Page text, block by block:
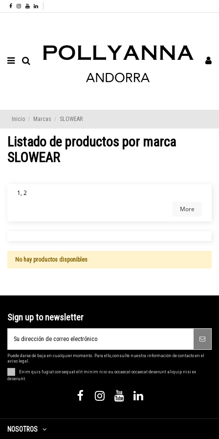
Inicio Marcas SLOWEAR
Listado de productos por marca
SLOWEAR
1, 2
More
No hay productos disponibles
Sign up to newsletter
Puede darse de baja en cualquier momento. Para ello, consulte nuestra información de contacto en el
aviso legal.
Enim quis fugiat consequat elit minim nisi eu occaecat occaecat deserunt aliquip nisi ex
deserunt.
NOSOTROS